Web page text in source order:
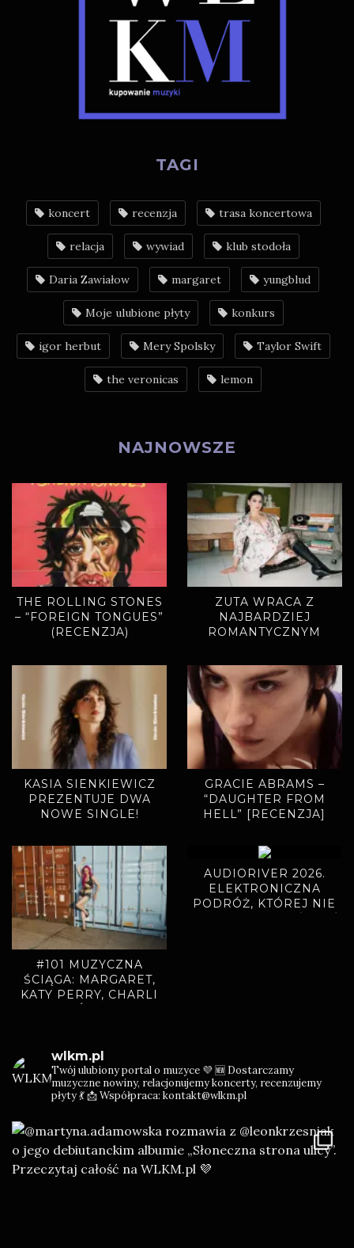
TAGI
koncert recenzja trasa koncertowa
relacja wywiad klub stodoła
Daria Zawiałow margaret yungblud
Moje ulubione płyty konkurs
igor herbut Mery Spolsky Taylor Swift
the veronicas lemon
NAJNOWSZE
THE ROLLING STONES
– “FOREIGN TONGUES”
(RECENZJA)
ZUTA WRACA Z
NAJBARDZIEJ
ROMANTYCZNYM
LATA” ZAPOWIADAJĄ
NOWY ALBUM
KASIA SIENKIEWICZ
PREZENTUJE DWA
NOWE SINGLE!
GRACIE ABRAMS –
“DAUGHTER FROM
HELL” [RECENZJA]
#101 MUZYCZNA
ŚCIĄGA: MARGARET,
KATY PERRY, CHARLI
AUDIORIVER 2026.
ELEKTRONICZNA
PODRÓŻ, KTÓREJ NIE
wlkm.pl
Twój ulubiony portal o muzyce 💜 🆕 Dostarczamy
muzyczne nowiny, relacjonujemy koncerty, recenzujemy
płyty 💃📩 Współpraca: kontakt@wlkm.pl